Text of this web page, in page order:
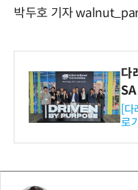
박두호 기자
다
와
-바
보
[
로